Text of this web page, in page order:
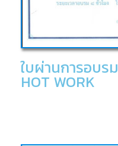
ใบผ่านการอบรม
HOT WORK